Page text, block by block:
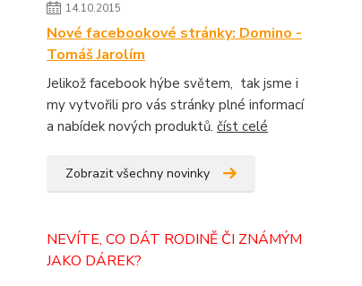
14.10.2015
Nové facebookové stránky: Domino -
Tomáš Jarolím
Jelikož facebook hýbe světem, tak jsme i
my vytvořili pro vás stránky plné informací
a nabídek nových produktů. číst celé
Zobrazit všechny novinky
NEVÍTE, CO DÁT RODINĚ ČI ZNÁMÝM
JAKO DÁREK?